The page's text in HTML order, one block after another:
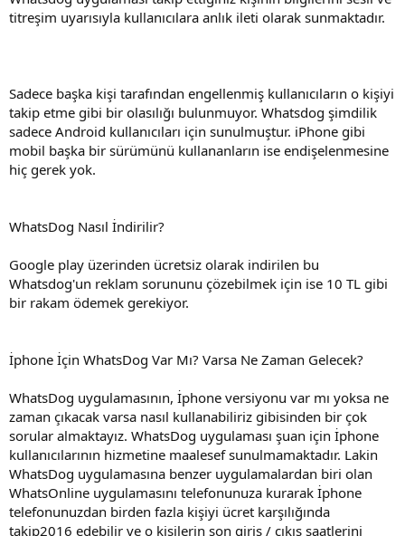
titreşim uyarısıyla kullanıcılara anlık ileti olarak sunmaktadır.
Sadece başka kişi tarafından engellenmiş kullanıcıların o kişiyi
takip etme gibi bir olasılığı bulunmuyor. Whatsdog şimdilik
sadece Android kullanıcıları için sunulmuştur. iPhone gibi
mobil başka bir sürümünü kullananların ise endişelenmesine
hiç gerek yok.
WhatsDog Nasıl İndirilir?
Google play üzerinden ücretsiz olarak indirilen bu
Whatsdog'un reklam sorununu çözebilmek için ise 10 TL gibi
bir rakam ödemek gerekiyor.
İphone İçin WhatsDog Var Mı? Varsa Ne Zaman Gelecek?
WhatsDog uygulamasının, İphone versiyonu var mı yoksa ne
zaman çıkacak varsa nasıl kullanabiliriz gibisinden bir çok
sorular almaktayız. WhatsDog uygulaması şuan için İphone
kullanıcılarının hizmetine maalesef sunulmamaktadır. Lakin
WhatsDog uygulamasına benzer uygulamalardan biri olan
WhatsOnline uygulamasını telefonunuza kurarak İphone
telefonunuzdan birden fazla kişiyi ücret karşılığında
takip2016 edebilir ve o kişilerin son giriş / çıkış saatlerini